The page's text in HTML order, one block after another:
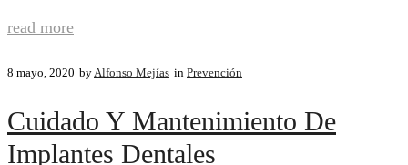
read more
8 mayo, 2020 by Alfonso Mejías in Prevención
Cuidado Y Mantenimiento De
Implantes Dentales